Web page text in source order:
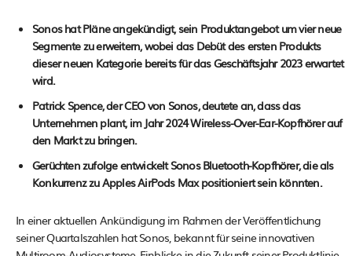
Sonos hat Pläne angekündigt, sein Produktangebot um vier neue
Segmente zu erweitern, wobei das Debüt des ersten Produkts
dieser neuen Kategorie bereits für das Geschäftsjahr 2023 erwartet
wird.
Patrick Spence, der CEO von Sonos, deutete an, dass das
Unternehmen plant, im Jahr 2024 Wireless-Over-Ear-Kopfhörer auf
den Markt zu bringen.
Gerüchten zufolge entwickelt Sonos Bluetooth-Kopfhörer, die als
Konkurrenz zu Apples AirPods Max positioniert sein könnten.
In einer aktuellen Ankündigung im Rahmen der Veröffentlichung
seiner Quartalszahlen hat Sonos, bekannt für seine innovativen